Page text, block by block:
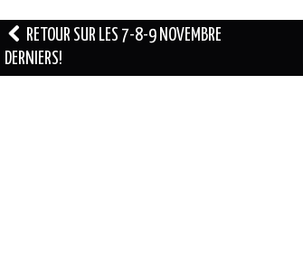
k
Navigation
des
RETOUR SUR LES 7-8-9 NOVEMBRE
DERNIERS!